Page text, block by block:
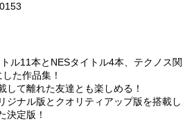
ル11本とNESタイトル4本、テクノス関
た作品集！
して離れた友達とも楽しめる！
ジナル版とクオリティアップ版を搭載し
決定版！